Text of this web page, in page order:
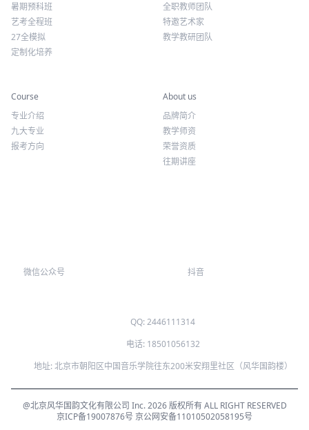
暑期预科班
艺考全程班
27全模拟
定制化培养
全职教师团队
特邀艺术家
教学教研团队
Course
专业介绍
九大专业
报考方向
About us
品牌简介
教学师资
荣誉资质
往期讲座
微信公众号 抖音
QQ: 2446111314
电话: 18501056132
地址: 北京市朝阳区中国音乐学院往东200米安翔里社区（风华国韵楼）
@北京风华国韵文化有限公司 Inc. 2026 版权所有 ALL RIGHT RESERVED
京ICP备19007876号 京公网安备11010502058195号